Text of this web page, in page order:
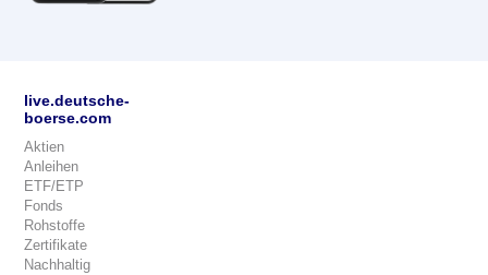
live.deutsche-
boerse.com
Aktien
Anleihen
ETF/ETP
Fonds
Rohstoffe
Zertifikate
Nachhaltig